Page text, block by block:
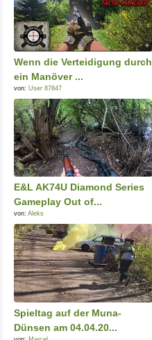
Wenn die Verteidigung durch
ein Manöver ...
von: User 87847
E&L AK74U Diamond Series
Gameplay Out of...
von: Aleks
Spieltag auf der Muna-
Dünsen am 04.04.20...